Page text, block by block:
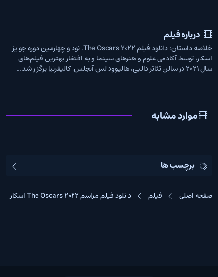
درباره فیلم
خلاصه داستان: دانلود فیلم The Oscars 2022. نود و چهارمین دوره جوایز
اسکار، توسط آکادمی علوم و هنرهای سینما و به افتخار بهترین فیلم‌های
سال 2021 در سالن تئاتر دالبی، هالیوود لس آنجلس، کالیفرنیا برگزار شد...
موارد مشابه
برچسب ها
صفحه اصلی فیلم دانلود فیلم مراسم The Oscars 2022 اسکار